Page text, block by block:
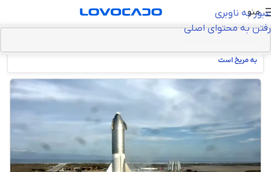
عبور به ناوبری
رفتن به محتوای اصلی
منو
به مریخ است